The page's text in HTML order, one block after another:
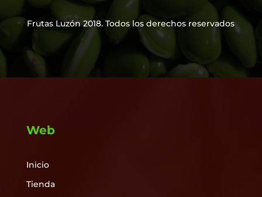
Frutas Luzón 2018. Todos los derechos reservados
Web
Inicio
Tienda